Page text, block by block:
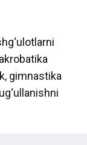
gimnastika